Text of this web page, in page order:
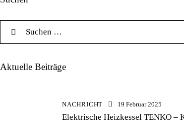
Aktuelle Beiträge
NACHRICHT 19 Februar 2025
Elektrische Heizkessel TENKO –